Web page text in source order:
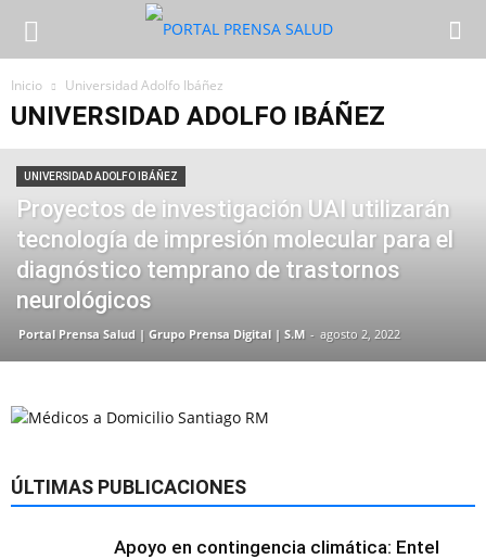
Inicio Universidad Adolfo Ibáñez
UNIVERSIDAD ADOLFO IBÁÑEZ
UNIVERSIDAD ADOLFO IBÁÑEZ
Proyectos de investigación UAI utilizarán
tecnología de impresión molecular para el
diagnóstico temprano de trastornos
neurológicos
Portal Prensa Salud | Grupo Prensa Digital | S.M - agosto 2, 2022
ÚLTIMAS PUBLICACIONES
Apoyo en contingencia climática: Entel